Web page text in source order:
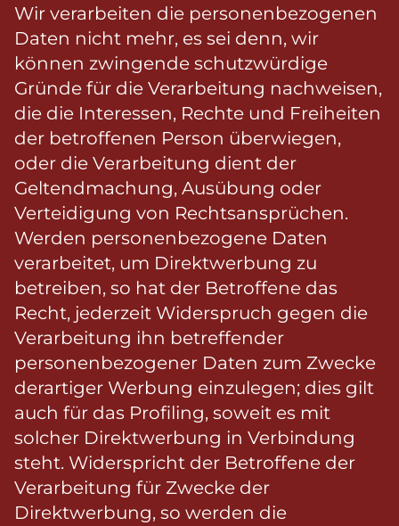
Wir verarbeiten die personenbezogenen
Daten nicht mehr, es sei denn, wir
können zwingende schutzwürdige
Gründe für die Verarbeitung nachweisen,
die die Interessen, Rechte und Freiheiten
der betroffenen Person überwiegen,
oder die Verarbeitung dient der
Geltendmachung, Ausübung oder
Verteidigung von Rechtsansprüchen.
Werden personenbezogene Daten
verarbeitet, um Direktwerbung zu
betreiben, so hat der Betroffene das
Recht, jederzeit Widerspruch gegen die
Verarbeitung ihn betreffender
personenbezogener Daten zum Zwecke
derartiger Werbung einzulegen; dies gilt
auch für das Profiling, soweit es mit
solcher Direktwerbung in Verbindung
steht. Widerspricht der Betroffene der
Verarbeitung für Zwecke der
Direktwerbung, so werden die